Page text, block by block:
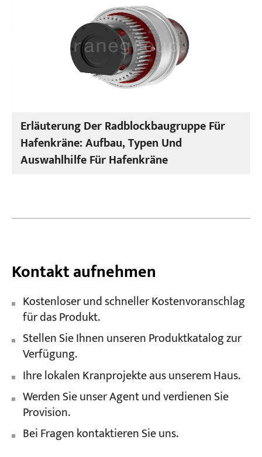
Erläuterung Der Radblockbaugruppe Für
Hafenkräne: Aufbau, Typen Und
Auswahlhilfe Für Hafenkräne
Kontakt aufnehmen
Kostenloser und schneller Kostenvoranschlag
für das Produkt.
Stellen Sie Ihnen unseren Produktkatalog zur
Verfügung.
Ihre lokalen Kranprojekte aus unserem Haus.
Werden Sie unser Agent und verdienen Sie
Provision.
Bei Fragen kontaktieren Sie uns.